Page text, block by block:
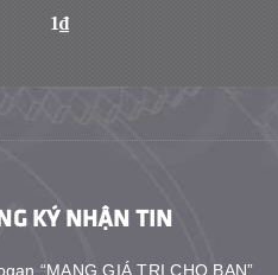
1₫
KÝ NHẬN TIN
“MANG GIÁ TRỊ CHO BẠN”